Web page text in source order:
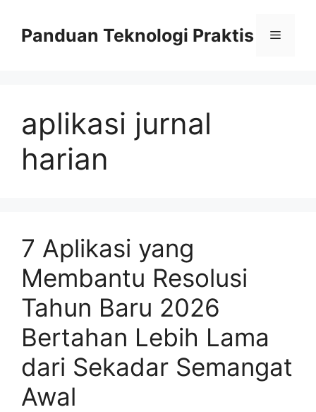
contentPanduan Teknologi Praktis Menu
aplikasi jurnal
harian
7 Aplikasi yang
Membantu Resolusi
Tahun Baru 2026
Bertahan Lebih Lama
dari Sekadar Semangat
Awal